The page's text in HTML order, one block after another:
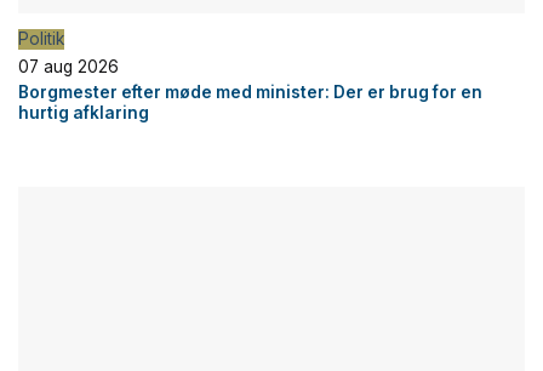
Politik
07 aug 2026
Borgmester efter møde med minister: Der er brug for en
hurtig afklaring